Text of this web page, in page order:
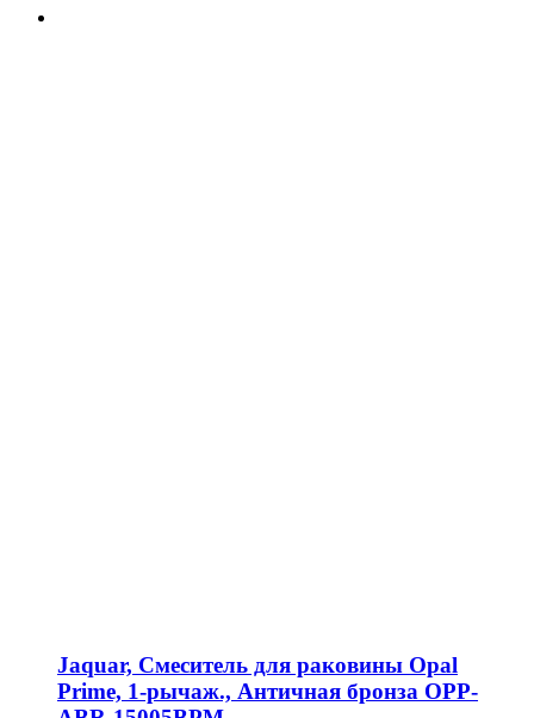
Jaquar, Смеситель для раковины Opal
Prime, 1-рычаж., Античная бронза OPP-